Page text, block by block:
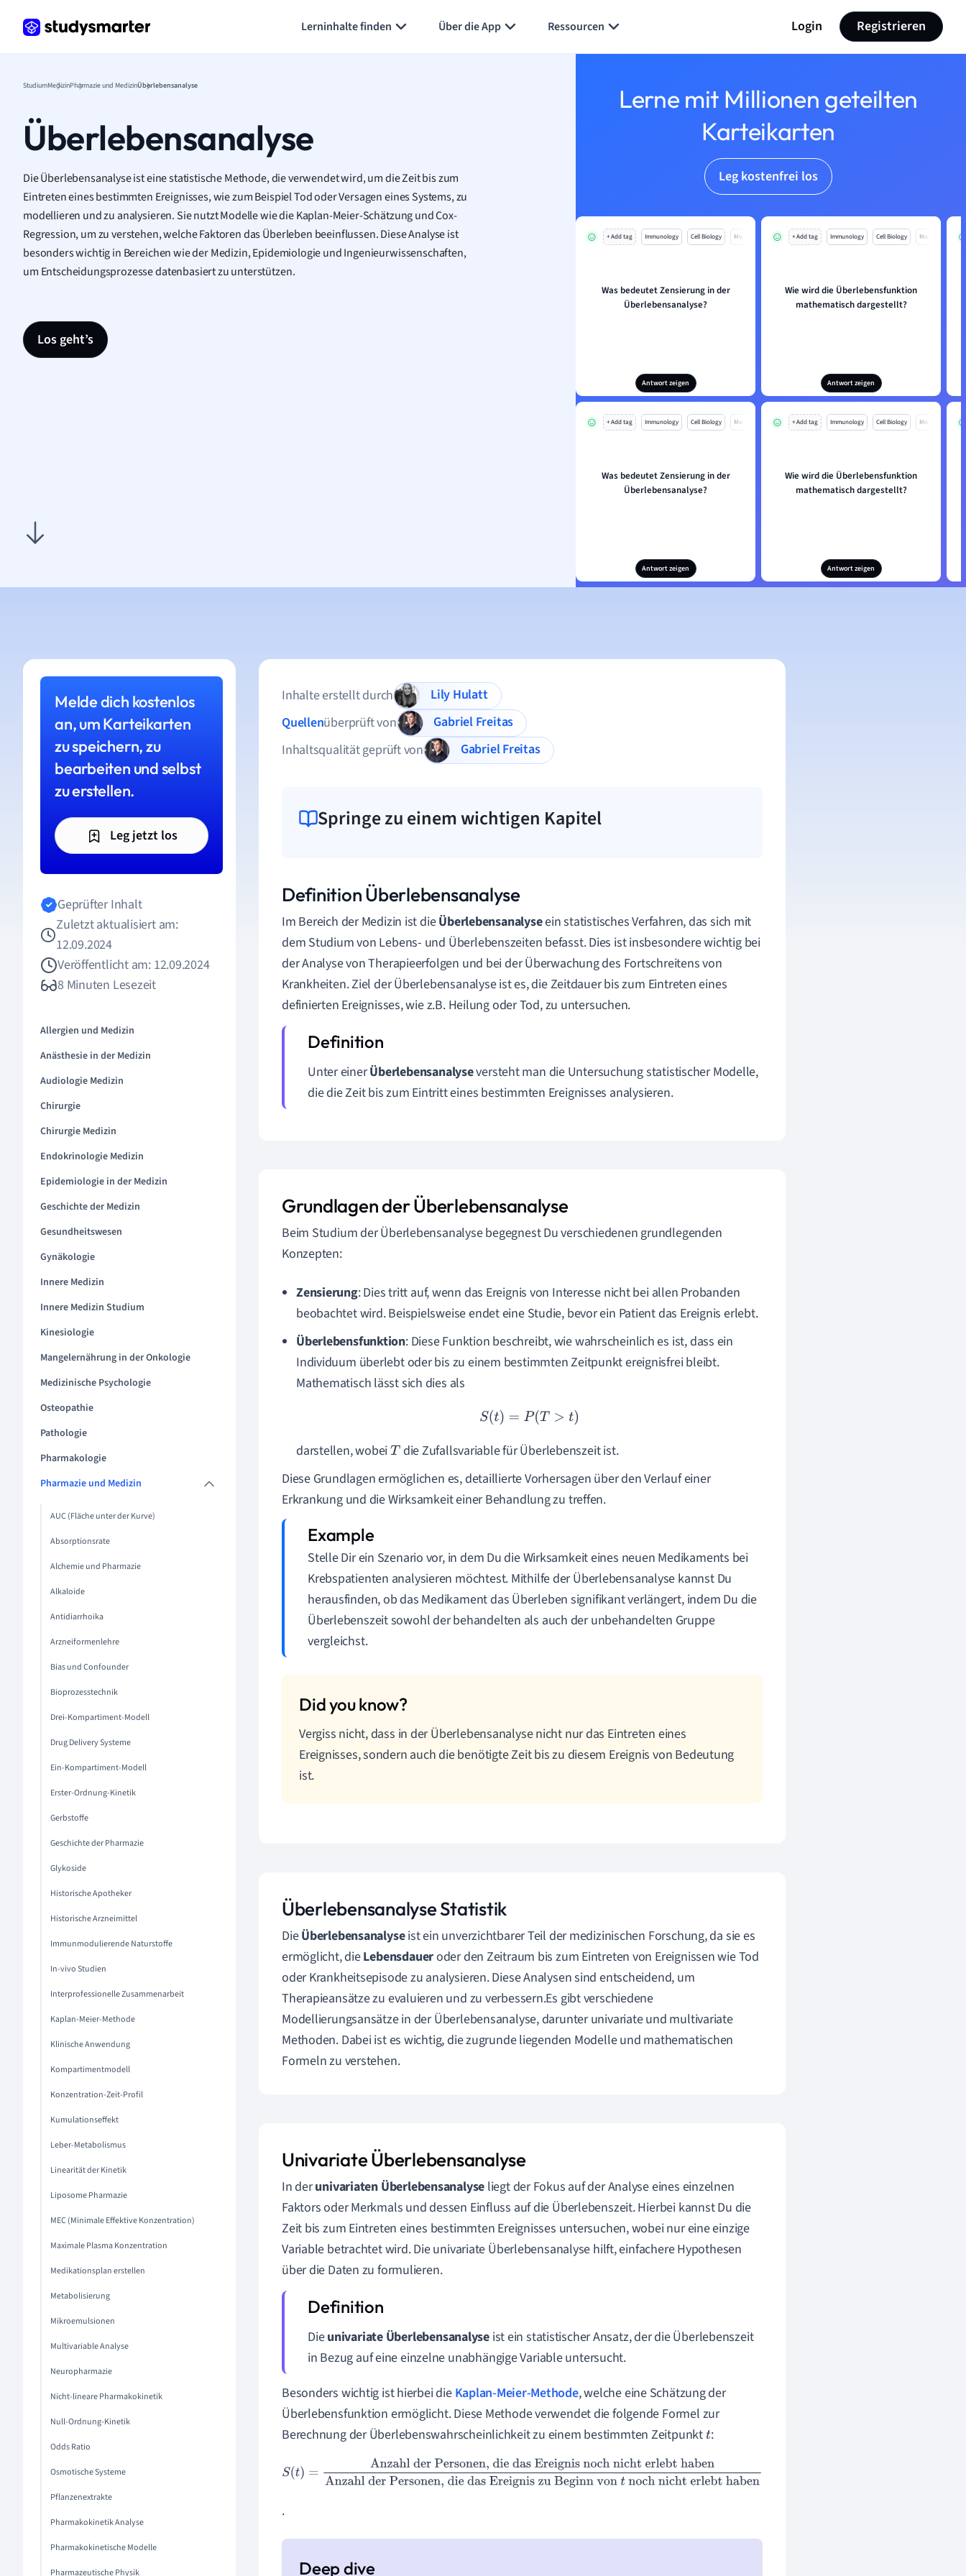
Lerninhalte finden Über die App Ressourcen Login Registrieren
StudiumMedizinPharmazie und MedizinÜberlebensanalyse
Überlebensanalyse
Die Überlebensanalyse ist eine statistische Methode, die verwendet wird, um die Zeit bis zum
Eintreten eines bestimmten Ereignisses, wie zum Beispiel Tod oder Versagen eines Systems, zu
modellieren und zu analysieren. Sie nutzt Modelle wie die Kaplan-Meier-Schätzung und Cox-
Regression, um zu verstehen, welche Faktoren das Überleben beeinflussen. Diese Analyse ist
besonders wichtig in Bereichen wie der Medizin, Epidemiologie und Ingenieurwissenschaften,
um Entscheidungsprozesse datenbasiert zu unterstützen.
Los geht’s
Lerne mit Millionen geteilten
Karteikarten
Leg kostenfrei los
+ Add tag Immunology Cell Biology Mo
Was bedeutet Zensierung in der
Überlebensanalyse?
Antwort zeigen
+ Add tag Immunology Cell Biology Mo
Wie wird die Überlebensfunktion
mathematisch dargestellt?
Antwort zeigen
+ Add tag Immunology Cell Biology Mo
Was bedeutet Zensierung in der
Überlebensanalyse?
Antwort zeigen
+ Add tag Immunology Cell Biology Mo
Wie wird die Überlebensfunktion
mathematisch dargestellt?
Antwort zeigen
Melde dich kostenlos
an, um Karteikarten
zu speichern, zu
bearbeiten und selbst
zu erstellen.
Leg jetzt los
Geprüfter Inhalt
Zuletzt aktualisiert am:
12.09.2024
Veröffentlicht am: 12.09.2024
8 Minuten Lesezeit
Allergien und Medizin
Anästhesie in der Medizin
Audiologie Medizin
Chirurgie
Chirurgie Medizin
Endokrinologie Medizin
Epidemiologie in der Medizin
Geschichte der Medizin
Gesundheitswesen
Gynäkologie
Innere Medizin
Innere Medizin Studium
Kinesiologie
Mangelernährung in der Onkologie
Medizinische Psychologie
Osteopathie
Pathologie
Pharmakologie
Pharmazie und Medizin
AUC (Fläche unter der Kurve)
Absorptionsrate
Alchemie und Pharmazie
Alkaloide
Antidiarrhoika
Arzneiformenlehre
Bias und Confounder
Bioprozesstechnik
Drei-Kompartiment-Modell
Drug Delivery Systeme
Ein-Kompartiment-Modell
Erster-Ordnung-Kinetik
Gerbstoffe
Geschichte der Pharmazie
Glykoside
Historische Apotheker
Historische Arzneimittel
Immunmodulierende Naturstoffe
In-vivo Studien
Interprofessionelle Zusammenarbeit
Kaplan-Meier-Methode
Klinische Anwendung
Kompartimentmodell
Konzentration-Zeit-Profil
Kumulationseffekt
Leber-Metabolismus
Linearität der Kinetik
Liposome Pharmazie
MEC (Minimale Effektive Konzentration)
Maximale Plasma Konzentration
Medikationsplan erstellen
Metabolisierung
Mikroemulsionen
Multivariable Analyse
Neuropharmazie
Nicht-lineare Pharmakokinetik
Null-Ordnung-Kinetik
Odds Ratio
Osmotische Systeme
Pflanzenextrakte
Pharmakokinetik Analyse
Pharmakokinetische Modelle
Pharmazeutische Physik
Inhalte erstellt durch
Lily Hulatt
Quellenüberprüft von
Gabriel Freitas
Inhaltsqualität geprüft von
Gabriel Freitas
Springe zu einem wichtigen Kapitel
Definition Überlebensanalyse
Im Bereich der Medizin ist dieÜberlebensanalyseein statistisches Verfahren, das sich mit
dem Studium von Lebens- und Überlebenszeiten befasst. Dies ist insbesondere wichtig bei
der Analyse von Therapieerfolgen und bei der Überwachung des Fortschreitens von
Krankheiten. Ziel der Überlebensanalyse ist es, die Zeitdauer bis zum Eintreten eines
definierten Ereignisses, wie z.B. Heilung oder Tod, zu untersuchen.
Unter einerÜberlebensanalyseversteht man die Untersuchung statistischer Modelle,
die die Zeit bis zum Eintritt eines bestimmten Ereignisses analysieren.
Grundlagen der Überlebensanalyse
Beim Studium der Überlebensanalyse begegnest Du verschiedenen grundlegenden
Konzepten:
Zensierung: Dies tritt auf, wenn das Ereignis von Interesse nicht bei allen Probanden
beobachtet wird. Beispielsweise endet eine Studie, bevor ein Patient das Ereignis erlebt.
Überlebensfunktion: Diese Funktion beschreibt, wie wahrscheinlich es ist, dass ein
Individuum überlebt oder bis zu einem bestimmten Zeitpunkt ereignisfrei bleibt.
Mathematisch lässt sich dies als
S (t) =P(T>t )
darstellen, wobeiTdie Zufallsvariable für Überlebenszeit ist.
Diese Grundlagen ermöglichen es, detaillierte Vorhersagen über den Verlauf einer
Erkrankung und die Wirksamkeit einer Behandlung zu treffen.
Stelle Dir ein Szenario vor, in dem Du die Wirksamkeit eines neuen Medikaments bei
Krebspatienten analysieren möchtest. Mithilfe der Überlebensanalyse kannst Du
herausfinden, ob das Medikament das Überleben signifikant verlängert, indem Du die
Überlebenszeit sowohl der behandelten als auch der unbehandelten Gruppe
vergleichst.
Vergiss nicht, dass in der Überlebensanalyse nicht nur das Eintreten eines
Ereignisses, sondern auch die benötigte Zeit bis zu diesem Ereignis von Bedeutung
ist.
Überlebensanalyse Statistik
DieÜberlebensanalyseist ein unverzichtbarer Teil der medizinischen Forschung, da sie es
ermöglicht, dieLebensdaueroder den Zeitraum bis zum Eintreten von Ereignissen wie Tod
oder Krankheitsepisode zu analysieren. Diese Analysen sind entscheidend, um
Therapieansätze zu evaluieren und zu verbessern.Es gibt verschiedene
Modellierungsansätze in der Überlebensanalyse, darunter univariate und multivariate
Methoden. Dabei ist es wichtig, die zugrunde liegenden Modelle und mathematischen
Formeln zu verstehen.
Univariate Überlebensanalyse
In derunivariaten Überlebensanalyse liegt der Fokus auf der Analyse eines einzelnen
Faktors oder Merkmals und dessen Einfluss auf die Überlebenszeit. Hierbei kannst Du die
Zeit bis zum Eintreten eines bestimmten Ereignisses untersuchen, wobei nur eine einzige
Variable betrachtet wird. Die univariate Überlebensanalyse hilft, einfachere Hypothesen
über die Daten zu formulieren.
Dieunivariate Überlebensanalyseist ein statistischer Ansatz, der die Überlebenszeit
in Bezug auf eine einzelne unabhängige Variable untersucht.
Besonders wichtig ist hierbei die Kaplan-Meier-Methode, welche eine Schätzung der
Überlebensfunktion ermöglicht. Diese Methode verwendet die folgende Formel zur
Berechnung der Überlebenswahrscheinlichkeit zu einem bestimmten Zeitpunktt:
S(t =Anzahl der Personen, die das Ereignis noch nicht erlebt habenAnzahl der Personen,
die das Ereignis zu Beginn von tnoch nicht erlebt haben
.